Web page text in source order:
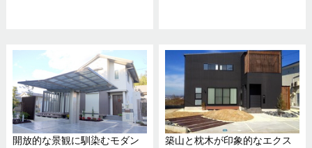
開放的な景観に馴染むモダン
築山と枕木が印象的なエクス